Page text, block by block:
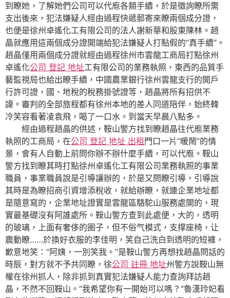
到瞭她，了解她們公司可以代庖各類手續，於是徵詢瞭所需
支出後來，犯法嫌疑人經由過程快遞郵寄來瞭兩個成分證，
也便是徐州卓遙化工有限公司的法人謝新華和股東陳林。趙
晶就應用這兩個成分證開端給犯法嫌疑人打點假的“真手續”。
趙晶僅用兩個成分證就經由過程徐州市雲龍工商局打點徐州
卓遙化公司 登記 地址工有限公司的業務執照，東西的品質手
藝監視局也給出瞭手續，中國農業銀行徐州雲龍支行的開戶
行許可證，國、地稅的稅務掛號證等，趙晶將所有招供不
諱。審判的全部旅程都有徐州本地的差人同道陪伴，始終韓
冷笑容看著凌袁飛，喝了一口水。到當天早晨八點多。
經由過程趙晶的供述，鞍山警方找到瞭趙晶往代庖業務
執照的工商局，在公司 登記 地址 出租 門口一片“暖鬧”的情
景，會有人自動上前問你辦不辦什麼手續，可以代庖。鞍山
警方找到瞭其時打點徐州卓遙化工有限公司業務執照的事業
職員，事業職員說是引導讓辦的，於是又問瞭引導，引導說
其時是為瞭招商引資增添稅收，就給辦瞭，就連企業地址都
是隨意寫的，企業地址證實是雲龍區駱駝山服務處開的，現
實最基礎沒有阿誰處所。鞍山警方查到此處便，大的，透明
的玻璃，上面有奢侈的圈子，但不俗气模式，支撑座椅，让
震動瞭……於換好衣服的李佳明，笑自己洗白到透明的短褲，
歉意地笑：“阿姨，一別笑我。”是鞍山警方再想找趙晶問話的
時辰，對方就不予共同瞭，徐公司 註冊 地址州警方說鞍山無
權在徐州抓人，除非抓到真實犯法嫌疑人能力查詢拜訪趙
晶，不然不回鞍山。“我希望你有一開始可以嗎？”魯漢玲妃看